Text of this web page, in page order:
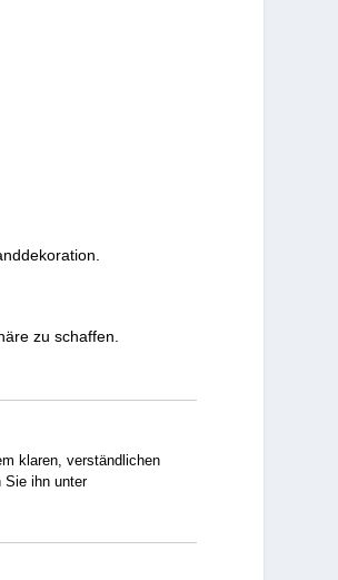
zu schaffen.
klaren, verständlichen
Sie ihn unter